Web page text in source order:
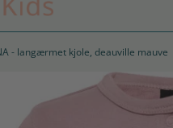
- langærmet kjole, deauville mauve